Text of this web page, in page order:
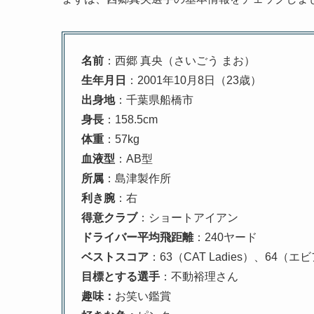
名前 ：西郷 真央（さいごう まお）
生年月日
：2001年10月8日（23歳）
出身地：千葉県船橋市
身長 ：158.5cm
体重 ：57kg
血液型 ：AB型
所属 ：島津製作所
利き腕：右
得意クラブ：ショートアイアン
ドライバー平均飛距離：240ヤード
ベストスコア ：63（CAT Ladies）、64（エビ
目標とする選手 ：不動裕理さん
趣味： お笑い鑑賞